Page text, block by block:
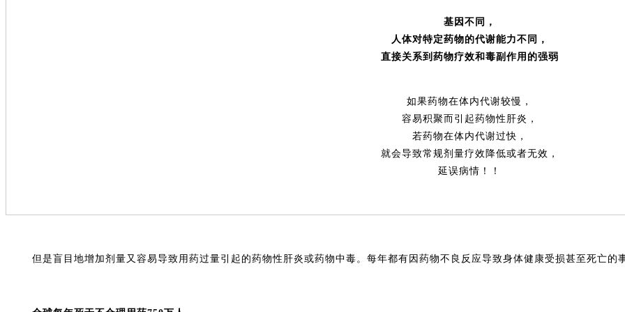
基因不同，
人体对特定药物的代谢能力不同，
直接关系到药物疗效和毒副作用的强弱
如果药物在体内代谢较慢，
容易积聚而引起药物性肝炎，
若药物在体内代谢过快，
就会导致常规剂量疗效降低或者无效，
延误病情！！
但是盲目地增加剂量又容易导致用药过量引起的药物性肝炎或药物中毒。每年都有因药物不良反应导致身体健康受损甚至死亡的